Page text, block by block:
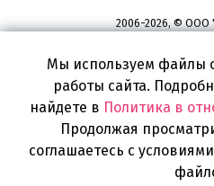
2006-2026, © ООО
Все права
Широкий выбор инструментов,
самых изысканных и необычных идей
Мы используем файлы
работы сайта.
найдете в Политика в
Продолжая
соглашаетесь с